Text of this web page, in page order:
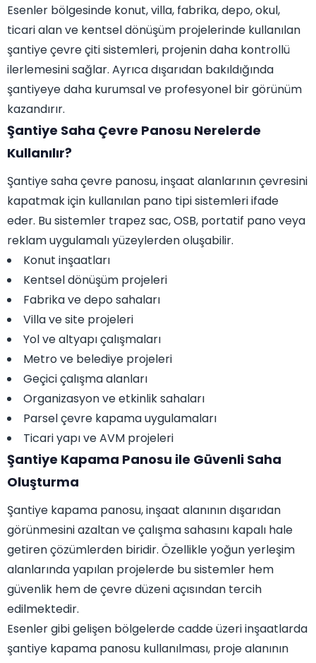
Esenler bölgesinde konut, villa, fabrika, depo, okul,
ticari alan ve kentsel dönüşüm projelerinde kullanılan
şantiye çevre çiti sistemleri, projenin daha kontrollü
ilerlemesini sağlar. Ayrıca dışarıdan bakıldığında
şantiyeye daha kurumsal ve profesyonel bir görünüm
kazandırır.
Şantiye Saha Çevre Panosu Nerelerde
Kullanılır?
Şantiye saha çevre panosu, inşaat alanlarının çevresini
kapatmak için kullanılan pano tipi sistemleri ifade
eder. Bu sistemler trapez sac, OSB, portatif pano veya
reklam uygulamalı yüzeylerden oluşabilir.
Konut inşaatları
Kentsel dönüşüm projeleri
Fabrika ve depo sahaları
Villa ve site projeleri
Yol ve altyapı çalışmaları
Metro ve belediye projeleri
Geçici çalışma alanları
Organizasyon ve etkinlik sahaları
Parsel çevre kapama uygulamaları
Ticari yapı ve AVM projeleri
Şantiye Kapama Panosu ile Güvenli Saha
Oluşturma
Şantiye kapama panosu, inşaat alanının dışarıdan
görünmesini azaltan ve çalışma sahasını kapalı hale
getiren çözümlerden biridir. Özellikle yoğun yerleşim
alanlarında yapılan projelerde bu sistemler hem
güvenlik hem de çevre düzeni açısından tercih
edilmektedir.
Esenler gibi gelişen bölgelerde cadde üzeri inşaatlarda
şantiye kapama panosu kullanılması, proje alanının